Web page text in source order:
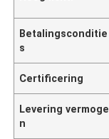
Betalingsconditie
s
Certificering
Levering vermoge
n